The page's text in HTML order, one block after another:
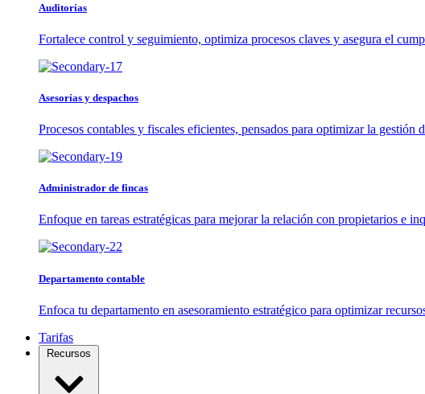
Auditorías
Fortalece control y seguimiento, optimiza procesos claves y asegura el
Asesorías y despachos
Procesos contables y fiscales eficientes, pensados para optimizar la gestión
Administrador de fincas
Enfoque en tareas estratégicas para mejorar la relación con propietarios e
Departamento contable
Enfoca tu departamento en asesoramiento estratégico para optimizar
Tarifas
Recursos